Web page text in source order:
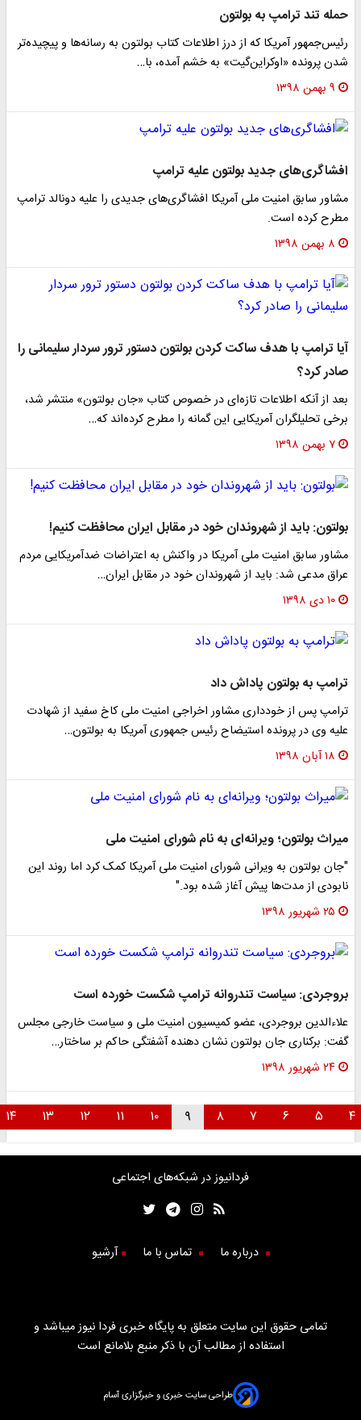
حمله تند ترامپ به بولتون
رئیس‌جمهور آمریکا که از درز اطلاعات کتاب بولتون به رسانه‌ها و پیچیده‌تر
شدن پرونده «اوکراین‌گیت» به خشم آمده، با…
۹ بهمن ۱۳۹۸
افشاگری‌های جدید بولتون علیه ترامپ
مشاور سابق امنیت ملی آمریکا افشاگری‌های جدیدی را علیه دونالد ترامپ
مطرح کرده است.
۸ بهمن ۱۳۹۸
آیا ترامپ با هدف ساکت کردن بولتون دستور ترور سردار سلیمانی را
صادر کرد؟
بعد از آنکه اطلاعات تازه‌ای در خصوص کتاب «جان بولتون» منتشر شد،
برخی تحلیلگران آمریکایی این گمانه را مطرح کرده‌اند که…
۷ بهمن ۱۳۹۸
بولتون: باید از شهروندان خود در مقابل ایران محافظت کنیم!
مشاور سابق امنیت ملی آمریکا در واکنش به اعتراضات ضدآمریکایی مردم
عراق مدعی شد: باید از شهروندان خود در مقابل ایران…
۱۰ دی ۱۳۹۸
ترامپ به بولتون پاداش داد
ترامپ پس از خودداری مشاور اخراجی امنیت ملی کاخ سفید از شهادت
علیه وی در پرونده استیضاح رئیس جمهوری آمریکا به بولتون…
۱۸ آبان ۱۳۹۸
میراث بولتون؛ ویرانه‌ای به نام شورای امنیت ملی
"جان بولتون به ویرانی شورای امنیت ملی آمریکا کمک کرد اما روند این
نابودی از مدت‌ها پیش آغاز شده بود."
۲۵ شهریور ۱۳۹۸
بروجردی: سیاست تندروانه ترامپ شکست خورده است
علاءالدین بروجردی، عضو کمیسیون امنیت ملی و سیاست خارجی مجلس
گفت: برکناری جان بولتون نشان دهنده آشفتگی حاکم بر ساختار…
۲۴ شهریور ۱۳۹۸
۱۰ ۱۲ ۱۳ ۱۴
فردانیوز در شبکه‌های اجتماعی
درباره ما تماس با ما آرشیو
تمامی حقوق این سایت متعلق به پایگاه خبری فردا نیوز میباشد و
استفاده از مطالب آن با ذکر منبع بلامانع است
طراحی سایت خبری و خبرگزاری آسام